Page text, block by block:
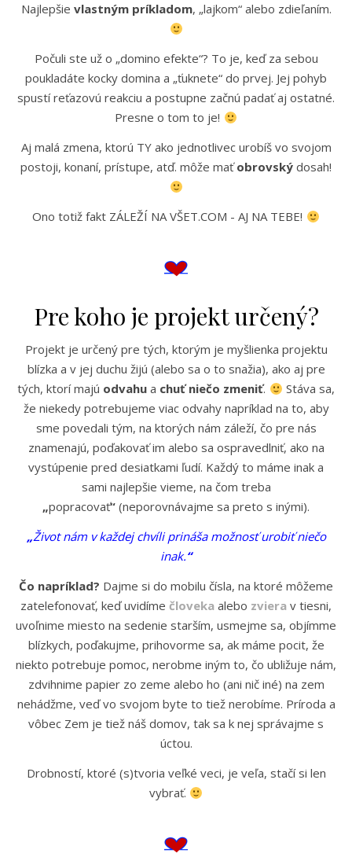
Najlepšie vlastným príkladom, „lajkom“ alebo zdieľaním.
Počuli ste už o „domino efekte“? To je, keď za sebou
poukladáte kocky domina a „ťuknete“ do prvej. Jej pohyb
spustí reťazovú reakciu a postupne začnú padať aj ostatné.
Presne o tom to je!
Aj malá zmena, ktorú TY ako jednotlivec urobíš vo svojom
postoji, konaní, prístupe, atď. môže maťobrovský dosah!
Ono totiž fakt ZÁLEŽÍ NA VŠET.COM - AJ NA TEBE!
Pre koho je projekt určený?
Projekt je určený pre tých, ktorým je myšlienka projektu
blízka a v jej duchu žijú (alebo sa o to snažia), ako aj pre
tých, ktorí majú odvahu a chuť niečo zmeniť.
Stáva sa,
že niekedy potrebujeme viac odvahy napríklad na to, aby
sme povedali tým, na ktorých nám záleží, čo pre nás
znamenajú, poďakovať im alebo sa ospravedlniť, ako na
vystúpenie pred desiatkami ľudí. Každý to máme inak a
sami najlepšie vieme, na čom treba
„popracovať“ (neporovnávajme sa preto s inými).
„Život nám v každej chvíli prináša možnosť urobiť niečo
inak.“
Čo napríklad? Dajme si do mobilu čísla, na ktoré môžeme
zatelefonovať, keď uvidíme človeka alebo zviera v tiesni,
uvoľnime miesto na sedenie starším, usmejme sa, objímme
blízkych, poďakujme, prihovorme sa, ak máme pocit, že
niekto potrebuje pomoc, nerobme iným to, čo ubližuje nám,
zdvihnime papier zo zeme alebo ho (ani nič iné) na zem
nehádžme, veď vo svojom byte to tiež nerobíme. Príroda a
vôbec Zem je tiež náš domov, tak sa k nej správajme s
úctou.
Drobností, ktoré (s)tvoria veľké veci, je veľa, stačí si len
vybrať.